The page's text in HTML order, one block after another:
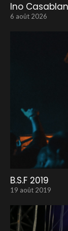
Ino
6 août 2026
B.S.F 2019
19 août 2019